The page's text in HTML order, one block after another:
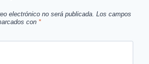
electrónico no será publicada. Los campos
con *